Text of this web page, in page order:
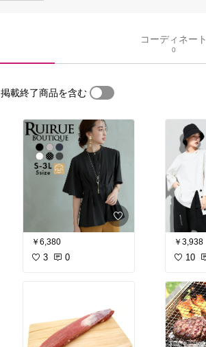
コーディネート
0
掲載終了商品を含む
￥6,380
3 0
￥3,938
10